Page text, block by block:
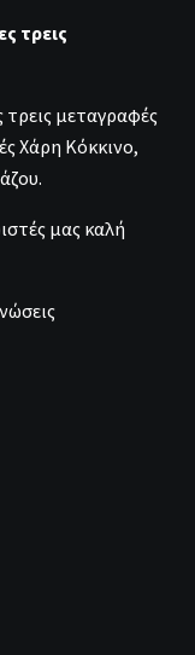
τρεις
μεταγραφές
Χάρη Κόκκινο,
μας καλή